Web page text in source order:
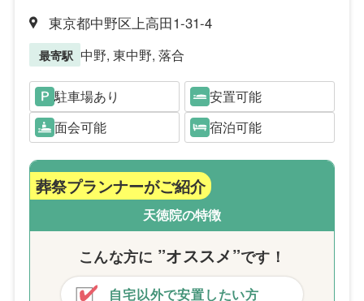
東京都中野区上高田1-31-4
最寄駅 中野, 東中野, 落合
駐車場あり
安置可能
面会可能
宿泊可能
葬祭プランナーがご紹介
天徳院の特徴
こんな方に ”オススメ”です！
自宅以外で安置したい方